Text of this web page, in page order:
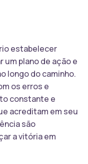
estabelecer
plano de ação e
longo do caminho.
os erros e
constante e
acreditam em seu
são
a vitória em